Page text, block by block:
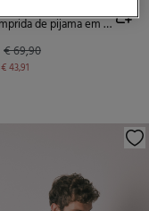
Calça comprida de pijama em algodão espanhol
€ 69,90
€ 43,91